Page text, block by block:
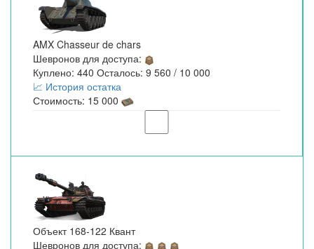
AMX Chasseur de chars
Шевронов для доступа:
Куплено: 440 Осталось: 9 560 / 10 000
📈 История остатка
Стоимость: 15 000
Объект 168-122 Квант
Шевронов для доступа: